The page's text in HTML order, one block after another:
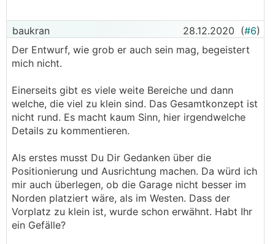
baukran 28.12.2020 (#6)
Der Entwurf, wie grob er auch sein mag, begeistert
mich nicht.
Einerseits gibt es viele weite Bereiche und dann
welche, die viel zu klein sind. Das Gesamtkonzept ist
nicht rund. Es macht kaum Sinn, hier irgendwelche
Details zu kommentieren.
Als erstes musst Du Dir Gedanken über die
Positionierung und Ausrichtung machen. Da würd ich
mir auch überlegen, ob die Garage nicht besser im
Norden platziert wäre, als im Westen. Dass der
Vorplatz zu klein ist, wurde schon erwähnt. Habt Ihr
ein Gefälle?